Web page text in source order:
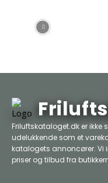
Friluftskataloget.dk er ikke
udelukkende som et
katalogets annoncører.
priser og tilbud fra